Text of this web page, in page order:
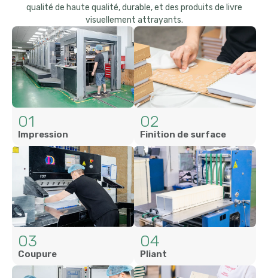
qualité de haute qualité, durable, et des produits de livre
visuellement attrayants.
01
Impression
02
Finition de surface
03
Coupure
04
Pliant